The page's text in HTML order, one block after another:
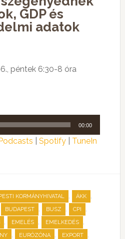
GDP és
adatok
péntek 6:30-8 óra
00:00
Spotify| TuneIn
KORMÁNYHIVATAL , ÁKK ,
BUDAPEST , BUSZ , CPI ,
, EMELÉS , EMELKEDÉS ,
, EURÓZÓNA , EXPORT ,